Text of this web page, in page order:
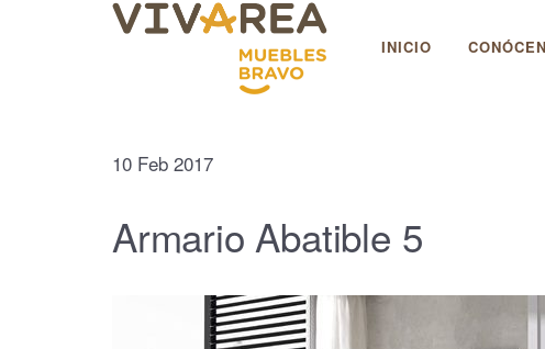
INICIO
10 Feb 2017
Armario Abatible 5